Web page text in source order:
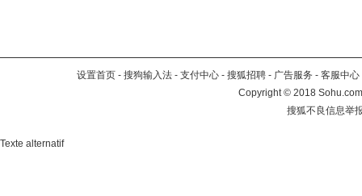
设置首页 - 搜狗输入法 - 支付中心 - 搜狐招聘 - 广告服务 - 客服中心
Copyright©2018
搜狐不良信息举
Texte alternatif